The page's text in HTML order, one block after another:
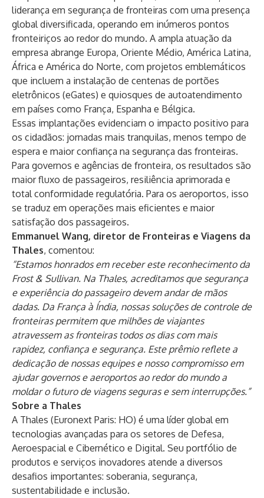
liderança em segurança de fronteiras com uma presença
global diversificada, operando em inúmeros pontos
fronteiriços ao redor do mundo. A ampla atuação da
empresa abrange Europa, Oriente Médio, América Latina,
África e América do Norte, com projetos emblemáticos
que incluem a instalação de centenas de portões
eletrônicos (eGates) e quiosques de autoatendimento
em países como França, Espanha e Bélgica.
Essas implantações evidenciam o impacto positivo para
os cidadãos: jornadas mais tranquilas, menos tempo de
espera e maior confiança na segurança das fronteiras.
Para governos e agências de fronteira, os resultados são
maior fluxo de passageiros, resiliência aprimorada e
total conformidade regulatória. Para os aeroportos, isso
se traduz em operações mais eficientes e maior
satisfação dos passageiros.
Emmanuel Wang, diretor de Fronteiras e Viagens da
Thales, comentou:
“Estamos honrados em receber este reconhecimento da
Frost & Sullivan. Na Thales, acreditamos que segurança
e experiência do passageiro devem andar de mãos
dadas. Da França à Índia, nossas soluções de controle de
fronteiras permitem que milhões de viajantes
atravessem as fronteiras todos os dias com mais
rapidez, confiança e segurança. Este prêmio reflete a
dedicação de nossas equipes e nosso compromisso em
ajudar governos e aeroportos ao redor do mundo a
moldar o futuro de viagens seguras e sem interrupções.”
Sobre a Thales
A Thales (Euronext Paris: HO) é uma líder global em
tecnologias avançadas para os setores de Defesa,
Aeroespacial e Cibernético e Digital. Seu portfólio de
produtos e serviços inovadores atende a diversos
desafios importantes: soberania, segurança,
sustentabilidade e inclusão.